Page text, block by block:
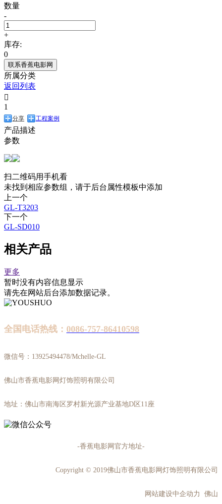
数量
-
+
库存:
0
联系香蕉电影网
所属分类
返回列表

1
分享 工程案例
产品描述
参数
扫二维码用手机看
未找到相应参数组，请于后台属性模板中添加
上一个
GL-T3203
下一个
GL-SD010
相关产品
更多
暂时没有内容信息显示
请先在网站后台添加数据记录。
全国电话热线： 0086-757-86410598
微信号：13925494478/Mchelle-GL
佛山市香蕉电影网灯饰照明有限公司
地址：佛山市南海区罗村新光源产业基地D区11座
-香蕉电影网官方地址-
Copyright © 2019佛山市香蕉电影网灯饰照明有限公司
网站建设中企动力 佛山